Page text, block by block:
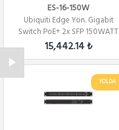
ES-16-150W
Ubiquiti Edge Yön. Gigabit
Switch PoE+ 2x SFP 150WATT
15,442.14 ₺
YOLDA